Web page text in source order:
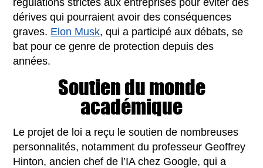
dérives qui pourraient avoir des conséquences
graves. Elon Musk, qui a participé aux débats, se
bat pour ce genre de protection depuis des
années.
Soutien du monde
académique
Le projet de loi a reçu le soutien de nombreuses
personnalités, notamment du professeur Geoffrey
Hinton, ancien chef de l’IA chez Google, qui a